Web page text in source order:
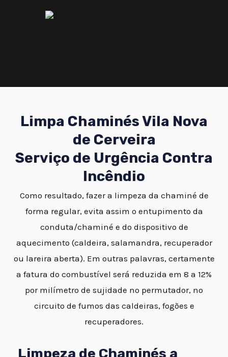
Limpa Chaminés Vila Nova
de Cerveira
Serviço de Urgência Contra
Incêndio
Como resultado, fazer a limpeza da chaminé de
forma regular, evita assim o entupimento da
conduta/chaminé e do dispositivo de
aquecimento (caldeira, salamandra, recuperador
ou lareira aberta). Em outras palavras, certamente
a fatura do combustível será reduzida em 8 a 12%
por milímetro de sujidade no permutador, no
circuito de fumos das caldeiras, fogões e
recuperadores.
Limpeza de Chaminés a